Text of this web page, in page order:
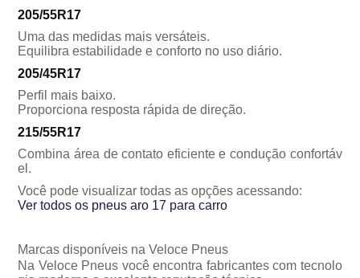
205/55R17
Uma das medidas mais versáteis.
Equilibra estabilidade e conforto no uso diário.
205/45R17
Perfil mais baixo.
Proporciona resposta rápida de direção.
215/55R17
Combina área de contato eficiente e condução confortáv
el.
Você pode visualizar todas as opções acessando:
Ver todos os pneus aro 17 para carro
Marcas disponíveis na Veloce Pneus
Na Veloce Pneus você encontra fabricantes com tecnolo